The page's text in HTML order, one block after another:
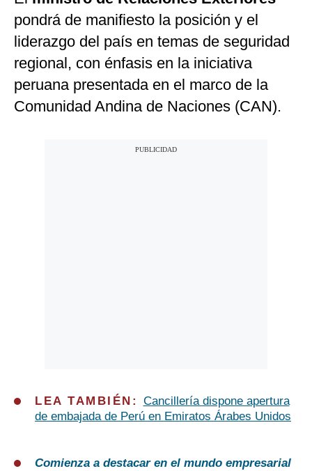
pondrá de manifiesto la posición y el
liderazgo del país en temas de seguridad
regional, con énfasis en la iniciativa
peruana presentada en el marco de la
Comunidad Andina de Naciones (CAN).
LEA TAMBIÉN: Cancillería dispone apertura
de embajada de Perú en Emiratos Árabes Unidos
Comienza a destacar en el mundo empresarial